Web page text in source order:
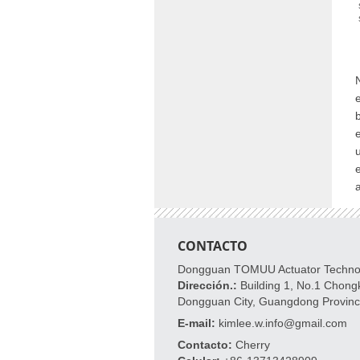
CONTACTO
Dongguan TOMUU Actuator
Dirección.: Building 1, No.1
Dongguan City, Guangdong
E-mail: kimlee.w.info@gmail.com
Contacto: Cherry